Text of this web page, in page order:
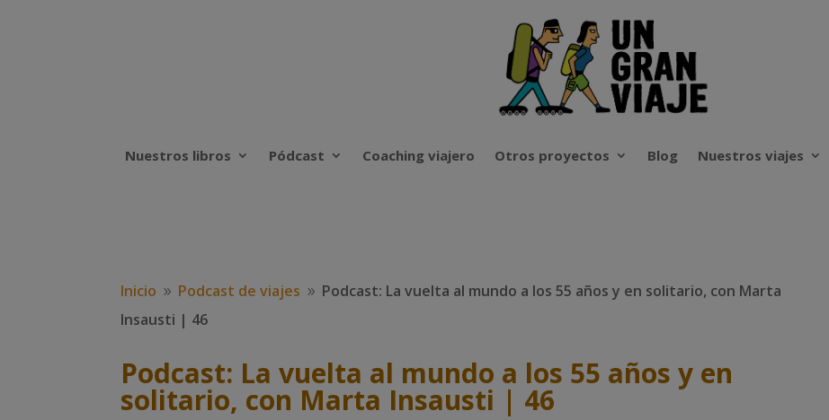
Nuestros libros Pódcast Coaching viajero Otros proyectos Blog Nuestros viajes
Inicio 9 Podcast de viajes 9 Podcast: La vuelta al mundo a los 55 años y en solitario, con Marta
Insausti | 46
Podcast: La vuelta al mundo a los 55 años y en
solitario, con Marta Insausti | 46